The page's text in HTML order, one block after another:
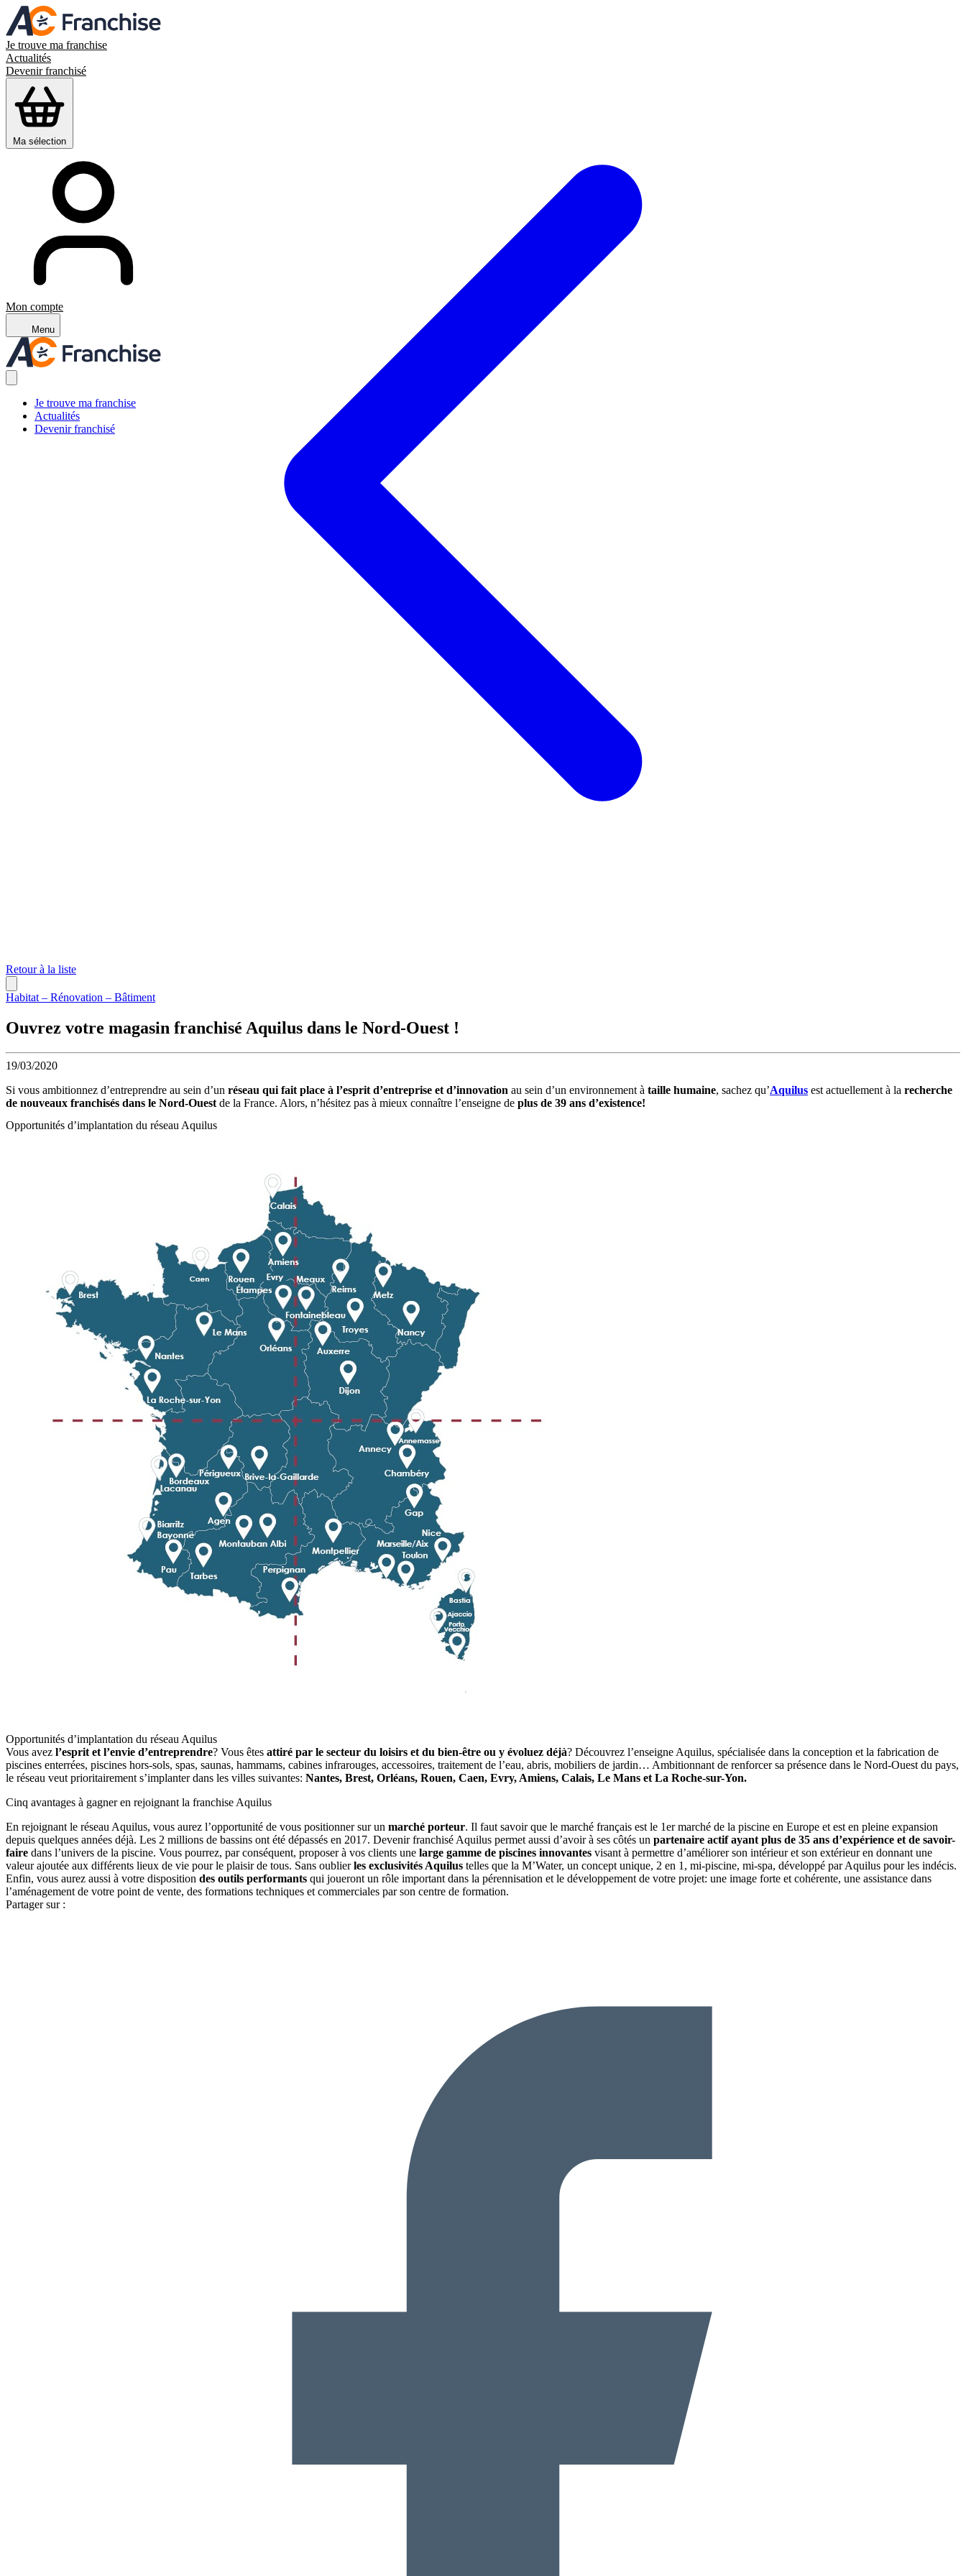
Je trouve ma franchise
Actualités
Devenir franchisé
Ma sélection
Mon compte
Menu
Je trouve ma franchise
Actualités
Devenir franchisé
Retour à la liste
Habitat – Rénovation – Bâtiment
Ouvrez votre magasin franchisé Aquilus dans le Nord-Ouest !
19/03/2020
Si vous ambitionnez d’entreprendre au sein d’un réseau qui fait place à l’esprit d’entreprise et d’innovation au sein d’un environnement à taille humaine, sachez qu’Aquilus est actuellement à la recherche
de nouveaux franchisés dans le Nord-Ouest de la France. Alors, n’hésitez pas à mieux connaître l’enseigne de plus de 39 ans d’existence!
Opportunités d’implantation du réseau Aquilus
Opportunités d’implantation du réseau Aquilus
Vous avez l’esprit et l’envie d’entreprendre? Vous êtes attiré par le secteur du loisirs et du bien-être ou y évoluez déjà? Découvrez l’enseigne Aquilus, spécialisée dans la conception et la fabrication de
piscines enterrées, piscines hors-sols, spas, saunas, hammams, cabines infrarouges, accessoires, traitement de l’eau, abris, mobiliers de jardin… Ambitionnant de renforcer sa présence dans le Nord-Ouest du pays,
le réseau veut prioritairement s’implanter dans les villes suivantes: Nantes, Brest, Orléans, Rouen, Caen, Evry, Amiens, Calais, Le Mans et La Roche-sur-Yon.
Cinq avantages à gagner en rejoignant la franchise Aquilus
En rejoignant le réseau Aquilus, vous aurez l’opportunité de vous positionner sur un marché porteur. Il faut savoir que le marché français est le 1er marché de la piscine en Europe et est en pleine expansion
depuis quelques années déjà. Les 2 millions de bassins ont été dépassés en 2017. Devenir franchisé Aquilus permet aussi d’avoir à ses côtés un partenaire actif ayant plus de 35 ans d’expérience et de savoir-
faire dans l’univers de la piscine. Vous pourrez, par conséquent, proposer à vos clients une large gamme de piscines innovantes visant à permettre d’améliorer son intérieur et son extérieur en donnant une
valeur ajoutée aux différents lieux de vie pour le plaisir de tous. Sans oublierles exclusivités Aquilus telles que la M’Water, un concept unique, 2 en 1, mi-piscine, mi-spa, développé par Aquilus pour les indécis.
Enfin, vous aurez aussi à votre disposition des outils performants qui joueront un rôle important dans la pérennisation et le développement de votre projet: une image forte et cohérente, une assistance dans
l’aménagement de votre point de vente, des formations techniques et commerciales par son centre de formation.
Partager sur :